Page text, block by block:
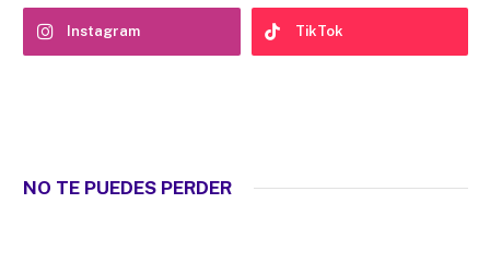
Instagram TikTok
NO TE PUEDES PERDER